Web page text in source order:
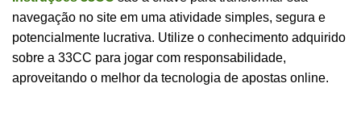
navegação no site em uma atividade simples, segura e
potencialmente lucrativa. Utilize o conhecimento adquirido
sobre a 33CC para jogar com responsabilidade,
aproveitando o melhor da tecnologia de apostas online.